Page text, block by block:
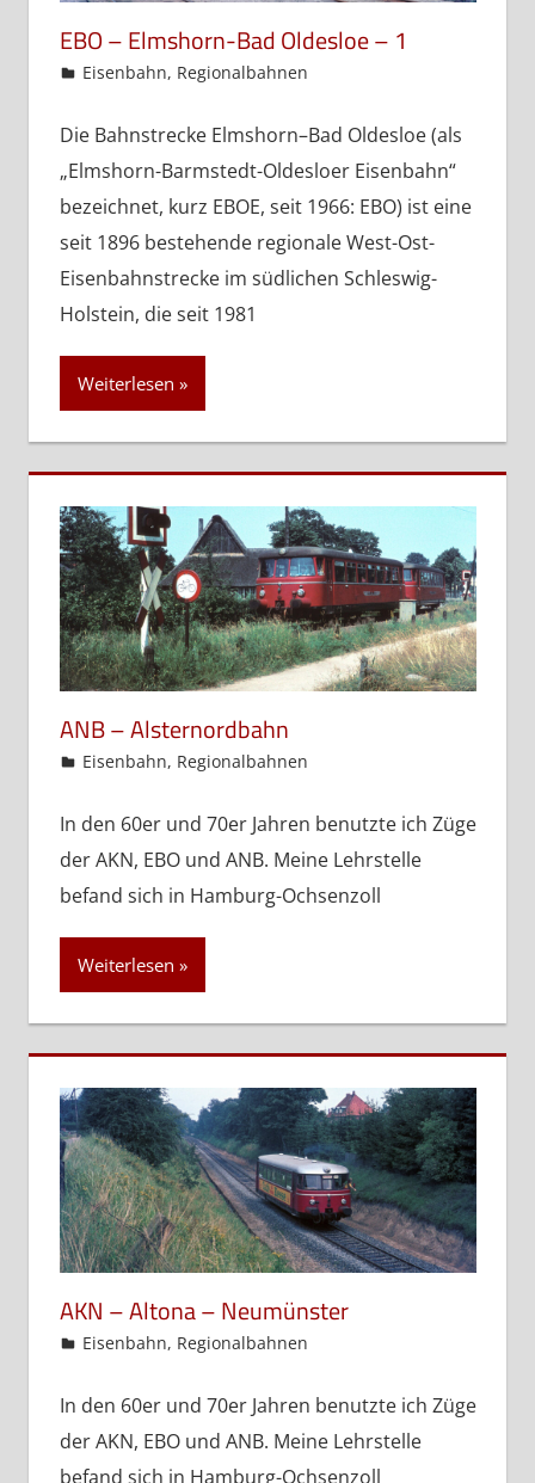
EBO – Elmshorn-Bad Oldesloe – 1
admin
Eisenbahn, Regionalbahnen
Die Bahnstrecke Elmshorn–Bad Oldesloe (als
„Elmshorn-Barmstedt-Oldesloer Eisenbahn“
bezeichnet, kurz EBOE, seit 1966: EBO) ist eine
seit 1896 bestehende regionale West-Ost-
Eisenbahnstrecke im südlichen Schleswig-
Holstein, die seit 1981
Weiterlesen
ANB – Alsternordbahn
admin
Eisenbahn, Regionalbahnen
In den 60er und 70er Jahren benutzte ich Züge
der AKN, EBO und ANB. Meine Lehrstelle
befand sich in Hamburg-Ochsenzoll
Weiterlesen
AKN – Altona – Neumünster
admin
Eisenbahn, Regionalbahnen
In den 60er und 70er Jahren benutzte ich Züge
der AKN, EBO und ANB. Meine Lehrstelle
befand sich in Hamburg-Ochsenzoll